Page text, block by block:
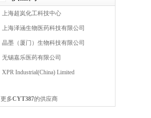
上海超岚化工科技中心
上海泽涵生物医药科技有限公司
晶墨（厦门）生物科技有限公司
无锡嘉乐医药有限公司
XPR Industrial(China) Limited
更多CYT387的供应商